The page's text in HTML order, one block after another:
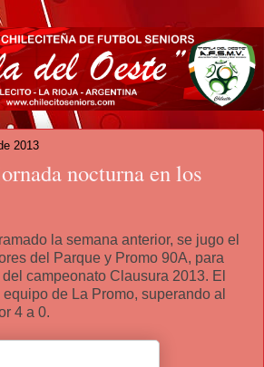
2013
nocturna en los
la semana anterior, se jugo el
del Parque y Promo 90A, para
campeonato Clausura 2013. El
de La Promo, superando al
4 a 0.